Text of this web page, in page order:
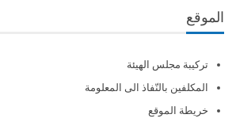
الموقع
تركيبة مجلس الهيئة
المكلفين بالنّفاذ الى المعلومة
خريطة الموقع